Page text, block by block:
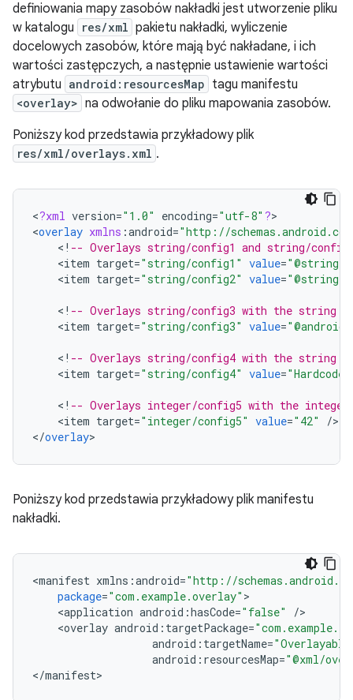
definiowania mapy zasobów nakładki jest utworzenie pliku
w katalogu
res/xml pakietu nakładki, wyliczenie
docelowych zasobów, które mają być nakładane, i ich
wartości zastępczych, a następnie ustawienie wartości
atrybutu android:resourcesMap tagu manifestu
<overlay> na odwołanie do pliku mapowania zasobów.
Poniższy kod przedstawia przykładowy plik
res/xml/overlays.xml .
<?xml version="1.0" encoding="utf-8" ?>
<overlay xmlns :android="http://
< ! -- Overlays string/config1 and string/
<item target="string/config1" value="@string/
<item target="string/config2" value="@string/
< ! -- Overlays string/config3 with the string
<item target="string/config3" value=
< ! -- Overlays string/config4 with the string
<item target="string/config4" value=
< ! -- Overlays integer/config5 with the
<item target="integer/config5" value="42" />
</overlay
Poniższy kod przedstawia przykładowy plik manifestu
nakładki.
<manifest xmlns :android="http://
package="com.example.overlay"
<application android :hasCode="false" /
<overlay android : targetPackage=
android : targetName=
android : resourcesMap="@xml/
</manifest